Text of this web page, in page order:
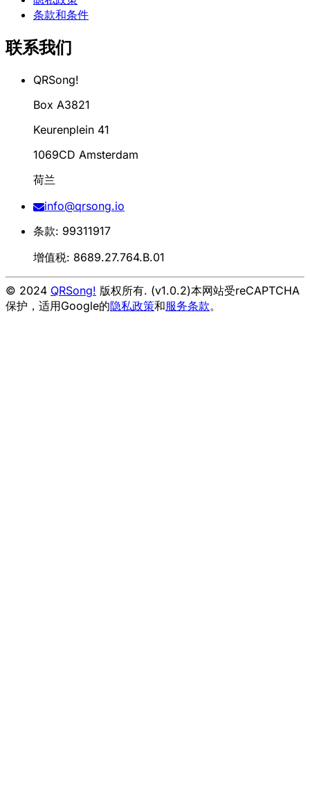
条款和条件
联系我们
QRSong!
Box A3821
Keurenplein 41
1069CD Amsterdam
荷兰
info@qrsong.io
条款: 99311917
增值税: 8689.27.764.B.01
© 2024 QRSong! 版权所有. (v1.0.2)本网站受reCAPTCHA
保护，适用Google的隐私政策和服务条款。